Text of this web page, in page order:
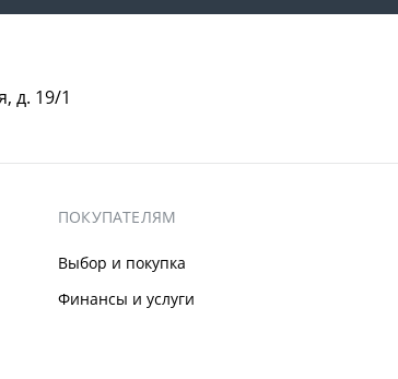
д. 19/1
ПОКУПАТЕЛЯМ
Выбор и покупка
Финансы и услуги